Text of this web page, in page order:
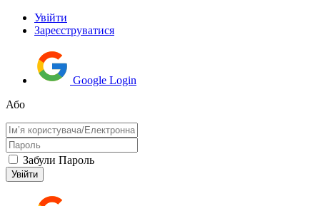
Увійти
Зареєструватися
Google Login
Або
Забули Пароль